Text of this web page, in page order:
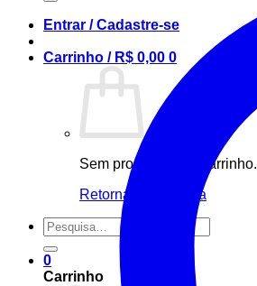
Entrar / Cadastre-se
Carrinho / R$ 0,00 0
Sem produto(s) no carrinho.
Retornar para a loja
Pesquisar
por:
0
Carrinho